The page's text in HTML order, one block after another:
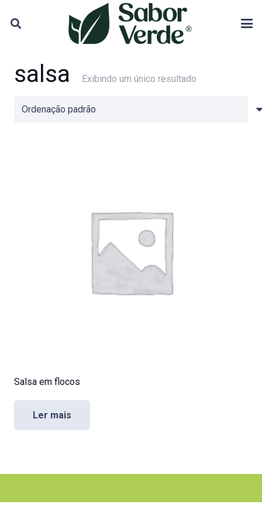
salsa Exibindo um único resultado
Salsa em flocos
Ler mais